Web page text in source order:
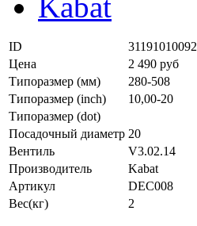
ID
31191010092
Цена
2 490 руб
Типоразмер (мм)
280-508
Типоразмер (inch)
10,00-20
Типоразмер (dot)
Посадочный диаметр 20
Вентиль
V3.02.14
Производитель
Kabat
Артикул
DEC008
Вес(кг)
2